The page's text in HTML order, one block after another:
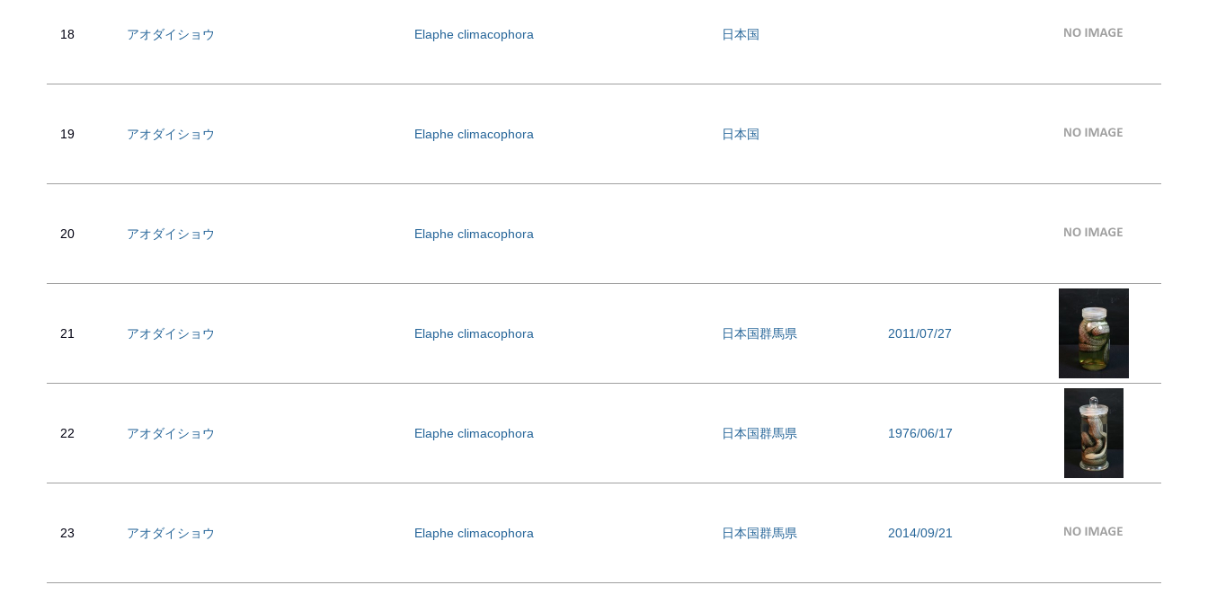
18 アオダイショウ Elaphe climacophora 日本国
19 アオダイショウ Elaphe climacophora 日本国
20 アオダイショウ Elaphe climacophora
21 アオダイショウ Elaphe climacophora 日本国群馬県 2011/07/27
22 アオダイショウ Elaphe climacophora 日本国群馬県 1976/06/17
23 アオダイショウ Elaphe climacophora 日本国群馬県 2014/09/21